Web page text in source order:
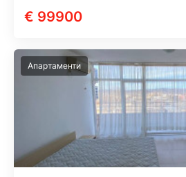
€ 99900
Апартаменти